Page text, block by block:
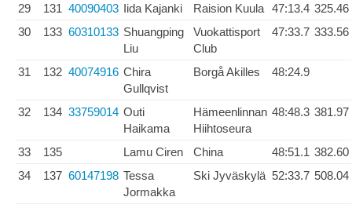
29
131 40090403 Iida Kajanki Raision Kuula 47:13.4 325.46
30
133 60310133 Shuangping
Liu
Vuokattisport
Club
47:33.7 333.56
31 132 40074916 Chira
Gullqvist
Borgå Akilles 48:24.9
32 134 33759014 Outi
Haikama
Hämeenlinnan
Hiihtoseura
48:48.3 381.97
33 135 Lamu Ciren China 48:51.1 382.60
34
137 60147198 Tessa
Jormakka
Ski Jyväskylä 52:33.7 508.04